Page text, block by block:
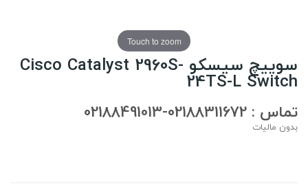
Touch to zoom
سوییچ سیسکو Cisco Catalyst 2960S-
24TS-L Switch
تماس : 02188311672-02188491013
بدون مالیات